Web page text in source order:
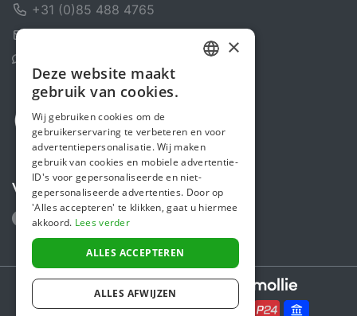
+31 (0)85 488 4765
Volg ons
Secure payments powered by
ENGLISH
×
Deze website maakt
gebruik van cookies.
Wij gebruiken cookies om de
gebruikerservaring te verbeteren en voor
advertentiepersonalisatie. Wij maken
gebruik van cookies en mobiele advertentie-
ID's voor gepersonaliseerde en niet-
gepersonaliseerde advertenties. Door op
'Alles accepteren' te klikken, gaat u hiermee
akkoord. Lees verder
ALLES ACCEPTEREN
ALLES AFWIJZEN